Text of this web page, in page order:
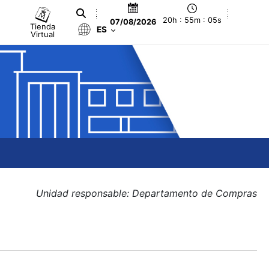
Tienda
Virtual
07/08/2026 20h : 55m : 05s
ES
Unidad responsable: Departamento de Compras